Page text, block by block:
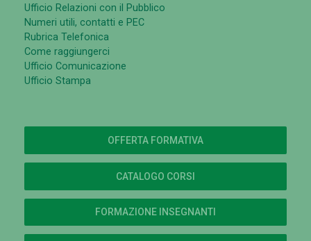
Ufficio Relazioni con il Pubblico
Numeri utili, contatti e PEC
Rubrica Telefonica
Come raggiungerci
Ufficio Comunicazione
Ufficio Stampa
OFFERTA FORMATIVA
CATALOGO CORSI
FORMAZIONE INSEGNANTI